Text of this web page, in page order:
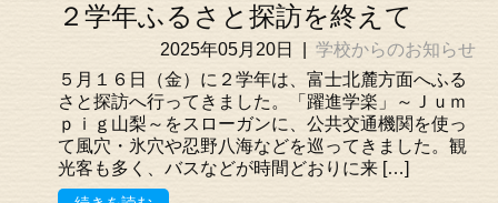
２学年ふるさと探訪を終えて
2025年05月20日
学校からのお知らせ
５月１６日（金）に２学年は、富士北麓方面へふる
さと探訪へ行ってきました。「躍進学楽」～Ｊｕｍ
ｐｉｇ山梨～をスローガンに、公共交通機関を使っ
て風穴・氷穴や忍野八海などを巡ってきました。観
光客も多く、バスなどが時間どおりに来 […]